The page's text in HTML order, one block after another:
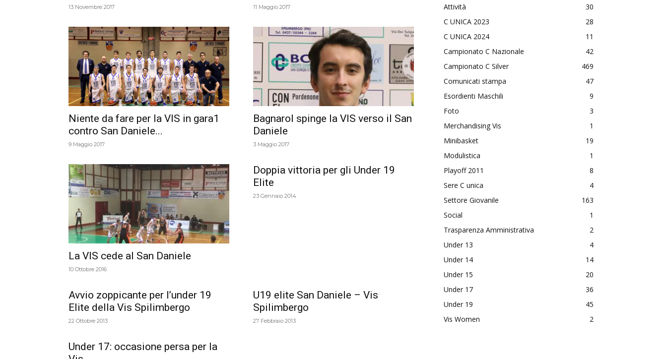
13 Novembre 2017 11 Maggio 2017
Niente da fare per la VIS in gara1
contro San Daniele...
9 Maggio 2017
Bagnarol spinge la VIS verso il San
Daniele
3 Maggio 2017
La VIS cede al San Daniele
10 Ottobre 2016
Doppia vittoria per gli Under 19
Elite
23 Gennaio 2014
Avvio zoppicante per l’under 19
Elite della Vis Spilimbergo
22 Ottobre 2013
U19 elite San Daniele – Vis
Spilimbergo
27 Febbraio 2013
Under 17: occasione persa per la
Attività
30
C UNICA 2023
28
C UNICA 2024
11
Campionato C Nazionale
42
Campionato C Silver
469
Comunicati stampa
47
Esordienti Maschili
9
Foto
3
Merchandising Vis
1
Minibasket
19
Modulistica
1
Playoff 2011
8
Sere C unica
4
Settore Giovanile
163
Social
1
Trasparenza Amministrativa
2
Under 13
4
Under 14
14
Under 15
20
Under 17
36
Under 19
45
Vis Women
2